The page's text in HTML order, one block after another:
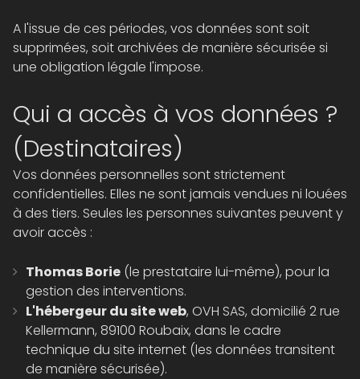
A l'issue de ces périodes, vos données sont soit
supprimées, soit archivées de manière sécurisée si
une obligation légale l'impose.
Qui a accès à vos données ?
(Destinataires)
Vos données personnelles sont strictement
confidentielles. Elles ne sont jamais vendues ni louées
à des tiers. Seules les personnes suivantes peuvent y
avoir accès :
Thomas Borie (le prestataire lui-même), pour la
gestion des interventions.
L'hébergeur du site web, OVH SAS, domicilié 2 rue
Kellermann, 89100 Roubaix, dans le cadre
technique du site internet (les données transitent
de manière sécurisée).